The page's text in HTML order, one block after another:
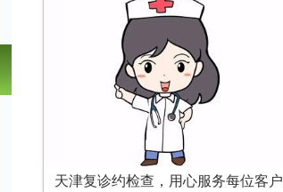
天津复诊约检查，用心服务每位客户